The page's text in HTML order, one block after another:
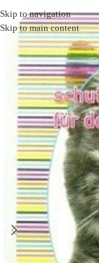
Skip to navigation
Skip to main content